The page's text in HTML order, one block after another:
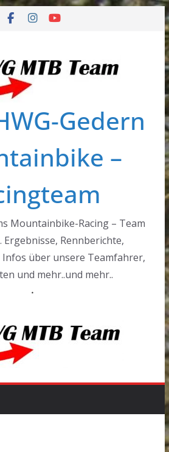
Gedern
–
Mountainbike-Racing – Team
Ergebnisse, Rennberichte,
über unsere Teamfahrer,
und mehr..und mehr..
.